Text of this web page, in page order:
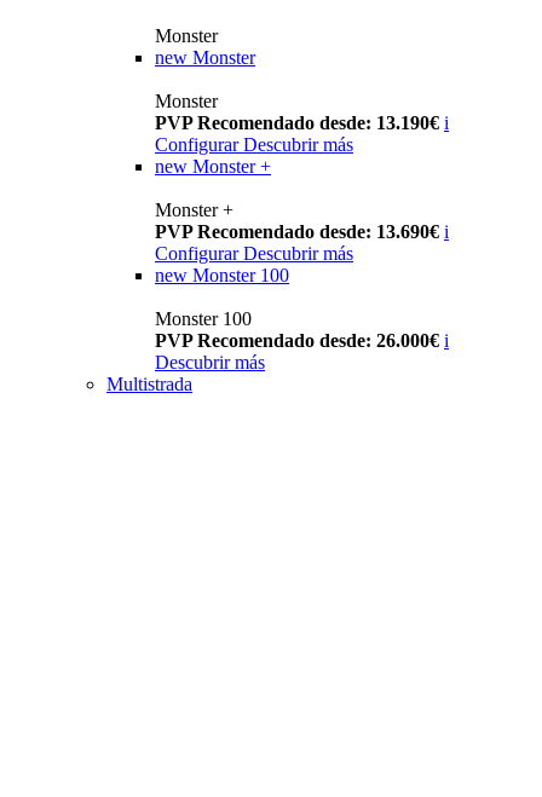
Monster
new Monster
Monster
PVP Recomendado desde: 13.190€ i
Configurar Descubrir más
new Monster +
Monster +
PVP Recomendado desde: 13.690€ i
Configurar Descubrir más
new Monster 100
Monster 100
PVP Recomendado desde: 26.000€ i
Descubrir más
Multistrada